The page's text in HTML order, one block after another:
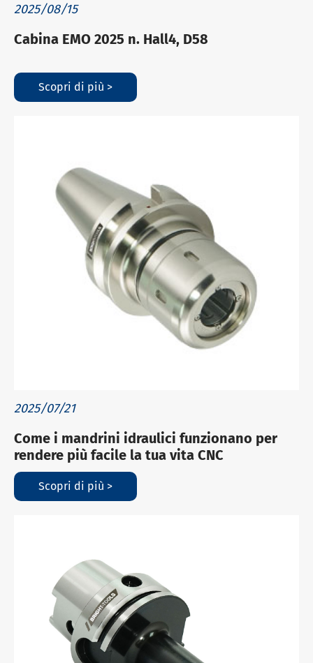
2025/08/15
Cabina EMO 2025 n. Hall4, D58
Scopri di più >
2025/07/21
Come i mandrini idraulici funzionano per
rendere più facile la tua vita CNC
Scopri di più >